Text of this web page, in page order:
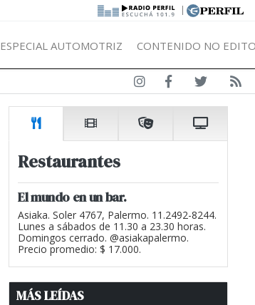
|
ESPECIAL AUTOMOTRIZ CONTENIDO NO
Restaurantes
El mundo en un bar.
Asiaka. Soler 4767, Palermo. 11.2492-8244.
Lunes a sábados de 11.30 a 23.30 horas.
Domingos cerrado. @asiakapalermo.
Precio promedio: $ 17.000.
MÁS LEÍDAS